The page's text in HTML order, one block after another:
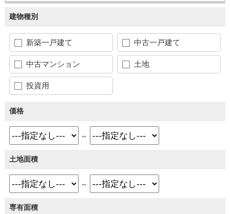
建物種別
新築一戸建て 中古一戸建て
中古マンション 土地
投資用
価格
～
土地面積
～
専有面積